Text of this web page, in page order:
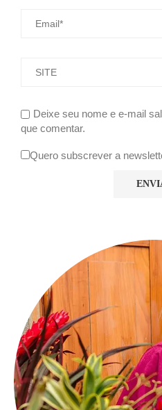
Deixe seu nome e e-mail
que comentar.
Quero subscrever a